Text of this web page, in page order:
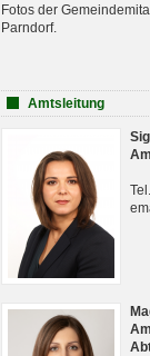
Fotos der
Parndorf.
Amtsleitung